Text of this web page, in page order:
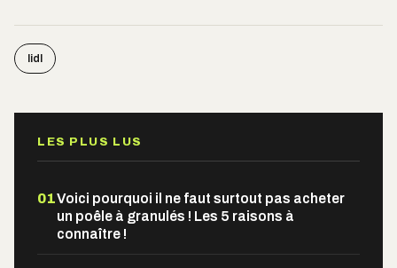
lidl
LES PLUS LUS
01Voici pourquoi il ne faut surtout pas acheter
un poêle à granulés ! Les 5 raisons à
connaître !